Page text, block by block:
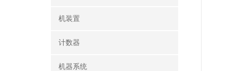
机装置
计数器
机器系统